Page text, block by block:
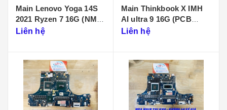
Main Lenovo Yoga 14S
2021 Ryzen 7 16G (NM-
D431)
Liên hệ
Main Thinkbook X IMH
AI ultra 9 16G (PCB
KB340 NMF641)
Liên hệ